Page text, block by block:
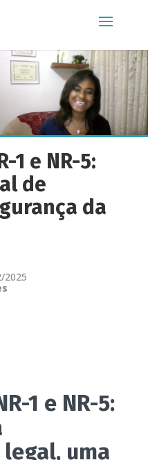
1 e NR-5:
de
da
2025
1 e NR-5:
uma